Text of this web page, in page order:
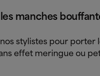
manches
stylistes pour porter
effet meringue ou